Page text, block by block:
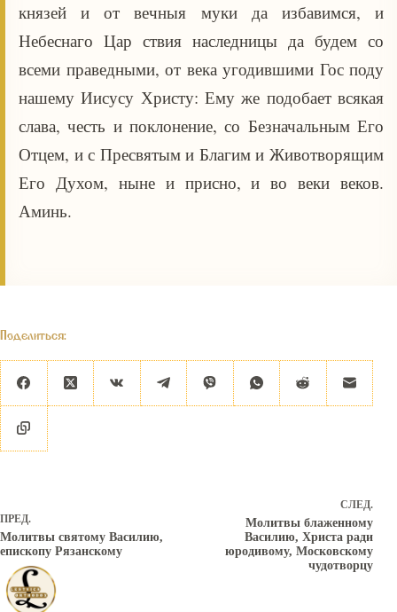
князей и от вечныя муки да избавимся, и
Небеснаго Цар ствия наследницы да будем со
всеми праведными, от века угодившими Гос поду
нашему Иисусу Христу: Ему же подобает всякая
слава, честь и поклонение, со Безначальным Его
Отцем, и с Пресвятым и Благим и Животворящим
Его Духом, ныне и присно, и во веки веков.
Аминь.
Поделиться:
ПРЕД.
Молитвы святому Василию,
епископу Рязанскому
СЛЕД.
Молитвы блаженному
Василию, Христа ради
юродивому, Московскому
чудотворцу